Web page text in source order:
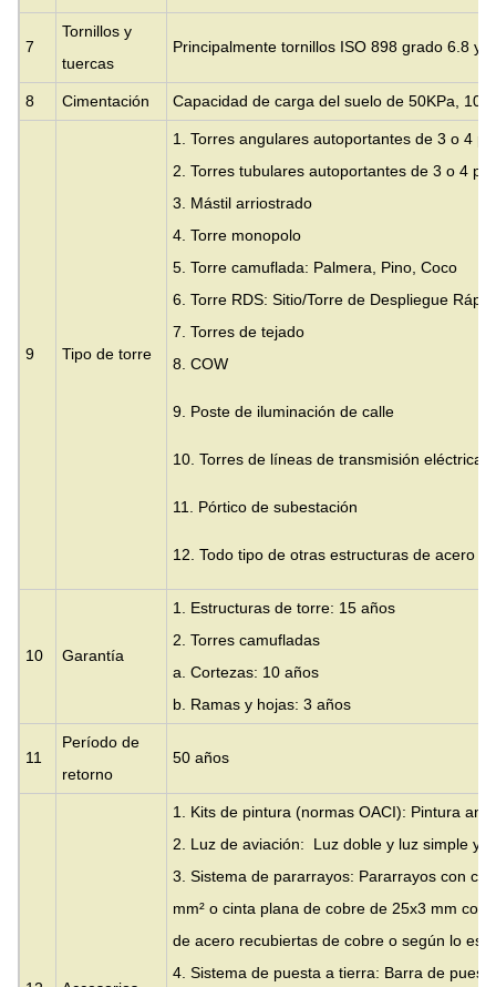
7
Tornillos y
tuercas
Principalmente tornillos ISO 898 grado 6.8 y
8 Cimentación Capacidad de carga del suelo de 50KPa,
9 Tipo de torre
1. Torres angulares autoportantes de 3 o 4
2. Torres tubulares autoportantes de 3 o 4
3. Mástil arriostrado
4. Torre monopolo
5. Torre camuflada: Palmera, Pino, Coco
6. Torre RDS: Sitio/Torre de Despliegue
7. Torres de tejado
8. COW
9. Poste de iluminación de calle
10. Torres de líneas de transmisión eléctrica
11. Pórtico de subestación
12. Todo tipo de otras estructuras de acero
10 Garantía
1. Estructuras de torre: 15 años
2. Torres camufladas
a. Cortezas: 10 años
b. Ramas y hojas: 3 años
11
Período de
retorno
50 años
1. Kits de pintura (normas OACI): Pintura
2. Luz de aviación: Luz doble y luz simple y
3. Sistema de pararrayos: Pararrayos con
mm² o cinta plana de cobre de 25x3 mm
de acero recubiertas de cobre o según lo
4. Sistema de puesta a tierra: Barra de